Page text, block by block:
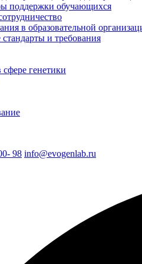
поддержки обучающихся
в образовательной
и требования
генетики
98 info@evogenlab.ru